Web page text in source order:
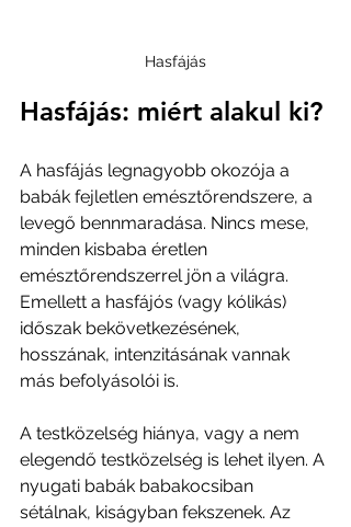
Hasfájás
Hasfájás: miért alakul ki?
A hasfájás legnagyobb okozója a
babák fejletlen emésztőrendszere, a
levegő bennmaradása. Nincs mese,
minden kisbaba éretlen
emésztőrendszerrel jön a világra.
Emellett a hasfájós (vagy kólikás)
időszak bekövetkezésének,
hosszának, intenzitásának vannak
más befolyásolói is.
A testközelség hiánya, vagy a nem
elegendő testközelség is lehet ilyen. A
nyugati babák babakocsiban
sétálnak, kiságyban fekszenek. Az